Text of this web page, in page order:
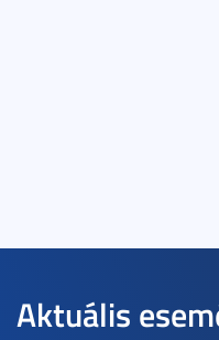
Aktuális